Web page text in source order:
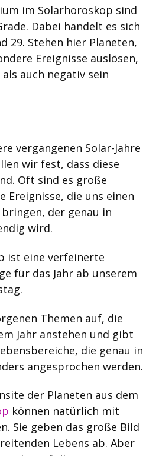
im Solarhoroskop sind
Dabei handelt es sich
29. Stehen hier Planeten,
Ereignisse auslösen,
auch negativ sein
vergangenen Solar-Jahre
wir fest, dass diese
Oft sind es große
Ereignisse, die uns einen
der genau in
wird.
ist eine verfeinerte
für das Jahr ab unserem
Themen auf, die
Jahr anstehen und gibt
die genau in
angesprochen werden.
der Planeten aus dem
können natürlich mit
Sie geben das große Bild
Lebens ab. Aber